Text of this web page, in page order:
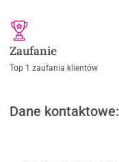
Zaufanie
Top 1 zaufania klientów
Dane kontaktowe: